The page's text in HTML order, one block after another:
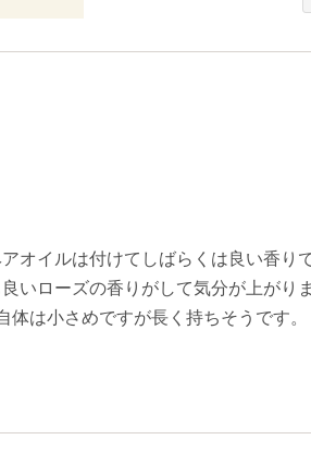
オイルは付けてしばらくは良い香り
いローズの香りがして気分が上がり
は小さめですが長く持ちそうです。